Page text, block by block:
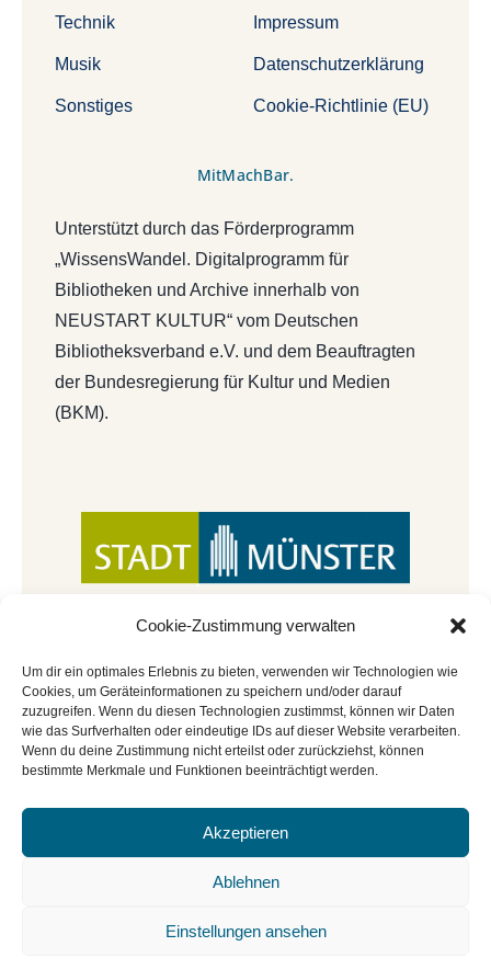
Cookie-Zustimmung verwalten
Um dir ein optimales Erlebnis zu bieten, verwenden wir Technologien wie
Cookies, um Geräteinformationen zu speichern und/oder darauf
zuzugreifen. Wenn du diesen Technologien zustimmst, können wir Daten
wie das Surfverhalten oder eindeutige IDs auf dieser Website verarbeiten.
Wenn du deine Zustimmung nicht erteilst oder zurückziehst, können
bestimmte Merkmale und Funktionen beeinträchtigt werden.
Akzeptieren
Ablehnen
Einstellungen ansehen
Technik
Musik
Sonstiges
Impressum
Datenschutzerklärung
Cookie-Richtlinie (EU)
MitMachBar.
Unterstützt durch das Förderprogramm
„WissensWandel. Digitalprogramm für
Bibliotheken und Archive innerhalb von
NEUSTART KULTUR“ vom Deutschen
Bibliotheksverband e.V. und dem Beauftragten
der Bundesregierung für Kultur und Medien
(BKM).
© Copyright 2022 - 2026 | Mitmachbar der
Cookie-Richtlinie